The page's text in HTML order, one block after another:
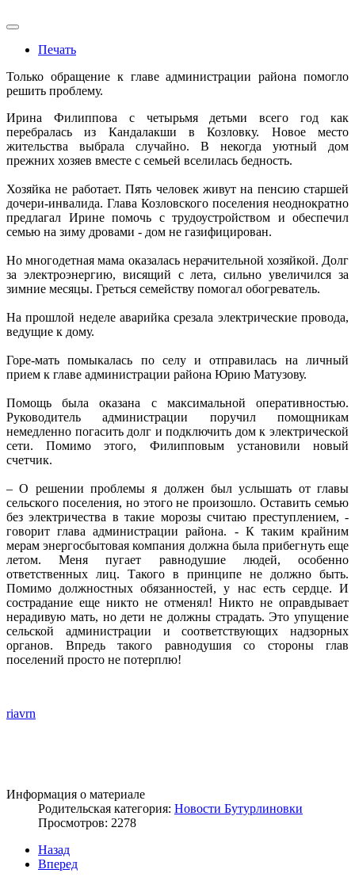
Печать
Только обращение к главе администрации района помогло
решить проблему.
Ирина Филиппова с четырьмя детьми всего год как
перебралась из Кандалакши в Козловку. Новое место
жительства выбрала случайно. В некогда уютный дом
прежних хозяев вместе с семьей вселилась бедность.
Хозяйка не работает. Пять человек живут на пенсию старшей
дочери-инвалида. Глава Козловского поселения неоднократно
предлагал Ирине помочь с трудоустройством и обеспечил
семью на зиму дровами - дом не газифицирован.
Но многодетная мама оказалась нерачительной хозяйкой. Долг
за электроэнергию, висящий с лета, сильно увеличился за
зимние месяцы. Греться семейству помогал обогреватель.
На прошлой неделе аварийка срезала электрические провода,
ведущие к дому.
Горе-мать помыкалась по селу и отправилась на личный
прием к главе администрации района Юрию Матузову.
Помощь была оказана с максимальной оперативностью.
Руководитель администрации поручил помощникам
немедленно погасить долг и подключить дом к электрической
сети. Помимо этого, Филипповым установили новый
счетчик.
– О решении проблемы я должен был услышать от главы
сельского поселения, но этого не произошло. Оставить семью
без электричества в такие морозы считаю преступлением, -
говорит глава администрации района. - К таким крайним
мерам энергосбытовая компания должна была прибегнуть еще
летом. Меня пугает равнодушие людей, особенно
ответственных лиц. Такого в принципе не должно быть.
Помимо должностных обязанностей, у нас есть сердце. И
сострадание еще никто не отменял! Никто не оправдывает
нерадивую мать, но дети не должны страдать. Это упущение
сельской администрации и соответствующих надзорных
органов. Впредь такого равнодушия со стороны глав
поселений просто не потерплю!
riavrn
Информация о материале
Родительская категория: Новости Бутурлиновки
Просмотров: 2278
Назад
Вперед